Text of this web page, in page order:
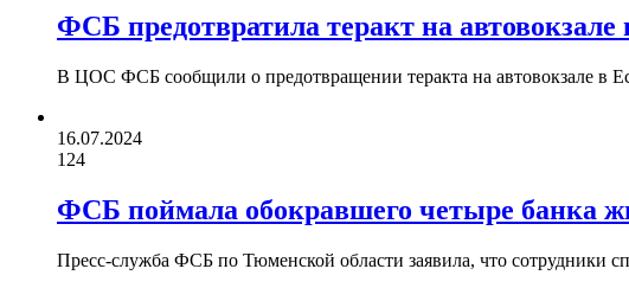
ФСБ предотвратила теракт на автовокзале
В ЦОС ФСБ сообщили о предотвращении теракта на автовокзале в
16.07.2024
124
ФСБ поймала обокравшего четыре банка
Пресс-служба ФСБ по Тюменской области заявила, что сотрудники